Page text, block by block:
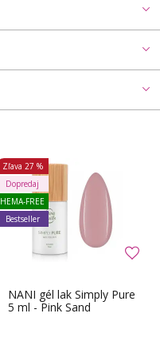
NANI gél lak Simply Pure
5 ml - Pink Sand
Zľava 27 %
Dopredaj
HEMA-FREE
Bestseller